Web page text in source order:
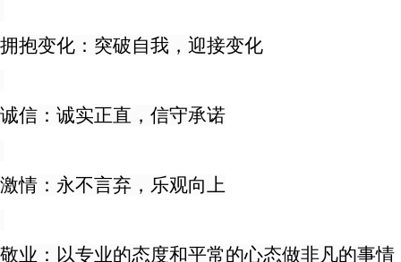
拥抱变化：突破自我，迎接变化
诚信：诚实正直，信守承诺
激情：永不言弃，乐观向上
敬业：以专业的态度和平常的心态做非凡的事情